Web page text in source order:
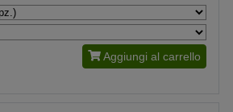
Aggiungi al carrello